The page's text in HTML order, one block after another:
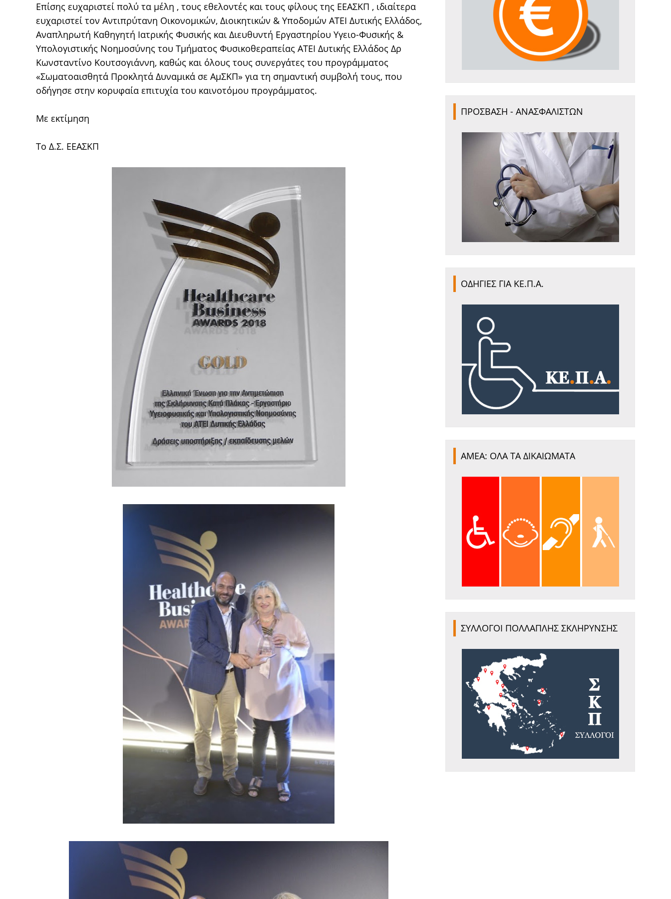
Επίσης ευχαριστεί πολύ τα μέλη , τους εθελοντές και τους φίλους της ΕΕΑΣΚΠ , ιδιαίτερα
ευχαριστεί τον Αντιπρύτανη Οικονομικών, Διοικητικών & Υποδομών ΑΤΕΙ Δυτικής Ελλάδος,
Αναπληρωτή Καθηγητή Ιατρικής Φυσικής και Διευθυντή Εργαστηρίου Υγειο-Φυσικής &
Υπολογιστικής Νοημοσύνης του Τμήματος Φυσικοθεραπείας ΑΤΕΙ Δυτικής Ελλάδος Δρ
Κωνσταντίνο Κουτσογιάννη, καθώς και όλους τους συνεργάτες του προγράμματος
«Σωματοαισθητά Προκλητά Δυναμικά σε ΑμΣΚΠ» για τη σημαντική συμβολή τους, που
οδήγησε στην κορυφαία επιτυχία του καινοτόμου προγράμματος.
Με εκτίμηση
Το Δ.Σ. ΕΕΑΣΚΠ
ΠΡΟΣΒΑΣΗ - ΑΝΑΣΦΑΛΙΣΤΩΝ
ΟΔΗΓΙΕΣ ΓΙΑ ΚΕ.Π.Α.
ΑΜΕΑ: ΟΛΑ ΤΑ ΔΙΚΑΙΩΜΑΤΑ
ΣΥΛΛΟΓΟΙ ΠΟΛΛΑΠΛΗΣ ΣΚΛΗΡΥΝΣΗΣ